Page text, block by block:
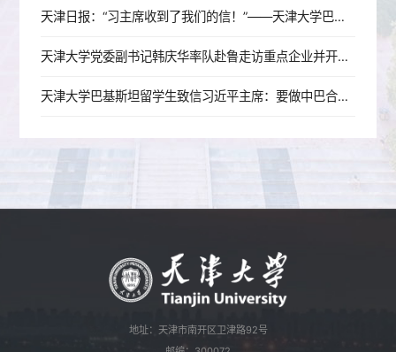
天津日报：“习主席收到了我们的信！”——天津大学巴基斯坦留学生立志做中巴合作的建设者、交流的传播者、友谊的守护者
天津大学党委副书记韩庆华率队赴鲁走访重点企业并开展招生宣讲活动
天津大学巴基斯坦留学生致信习近平主席：要做中巴合作的建设者、交流的传播者、友谊的守护者
地址：天津市南开区卫津路92号